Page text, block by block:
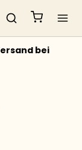
bei